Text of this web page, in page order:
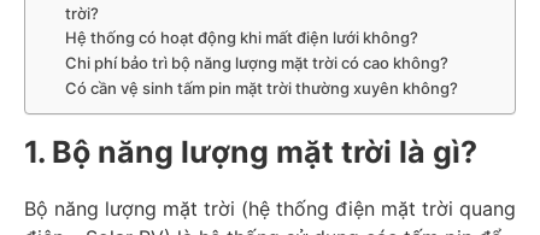
trời?
Hệ thống có hoạt động khi mất điện lưới không?
Chi phí bảo trì bộ năng lượng mặt trời có cao không?
Có cần vệ sinh tấm pin mặt trời thường xuyên không?
1. Bộ năng lượng mặt trời là gì?
Bộ năng lượng mặt trời (hệ thống điện mặt trời quang